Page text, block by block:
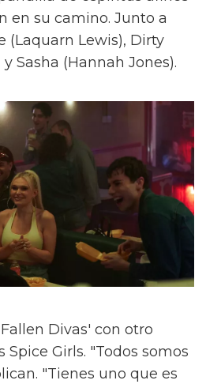
en su camino. Junto a
(Laquarn Lewis), Dirty
Sasha (Hannah Jones).
Divas' con otro
Girls. "Todos somos
"Tienes uno que es